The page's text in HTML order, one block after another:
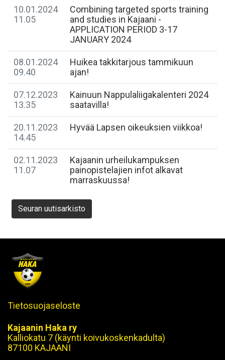
10.01.2024
11.05
Combining targeted sports training
and studies in Kajaani -
APPLICATION PERIOD 3-17
JANUARY 2024
08.01.2024
09.40
Huikea takkitarjous tammikuun
ajan!
07.12.2023
13.35
Kainuun Nappulaliigakalenteri 2024
saatavilla!
20.11.2023
14.45
Hyvää Lapsen oikeuksien viikkoa!
02.11.2023
11.07
​Kajaanin urheilukampuksen
painopistelajien infot alkavat
marraskuussa!
Seuran uutisarkisto
Tietosuojaseloste
Kajaanin Haka ry
Kalliokatu 7 (käynti koivukoskenkadulta)
87100 KAJAANI